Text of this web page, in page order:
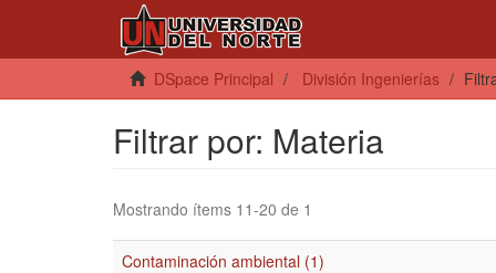
DSpace Principal División Ingenierías
Filtrar por: Materia
Mostrando ítems 11-20 de 1
Contaminación ambiental (1)